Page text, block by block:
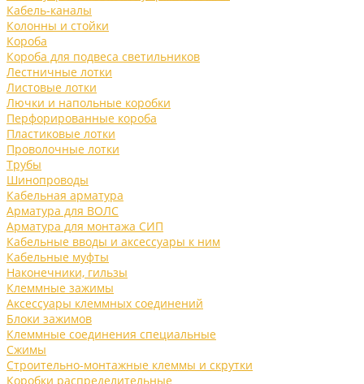
Кабель-каналы
Колонны и стойки
Короба
Короба для подвеса светильников
Лестничные лотки
Листовые лотки
Лючки и напольные коробки
Перфорированные короба
Пластиковые лотки
Проволочные лотки
Трубы
Шинопроводы
Кабельная арматура
Арматура для ВОЛС
Арматура для монтажа СИП
Кабельные вводы и аксессуары к ним
Кабельные муфты
Наконечники, гильзы
Клеммные зажимы
Аксессуары клеммных соединений
Блоки зажимов
Клеммные соединения специальные
Сжимы
Строительно-монтажные клеммы и скрутки
Коробки распределительные